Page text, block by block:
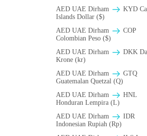
AED UAE Dirham
KYD
Islands Dollar ($)
AED UAE Dirham
COP
Colombian Peso ($)
AED UAE Dirham
DKK
Krone (kr)
AED UAE Dirham
GTQ
Guatemalan Quetzal (Q)
AED UAE Dirham
HNL
Honduran Lempira (L)
AED UAE Dirham
IDR
Indonesian Rupiah (Rp)